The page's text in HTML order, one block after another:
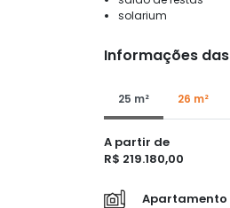
solarium
Informações
25 m² 26 m²
A partir de
R$ 219.180,00
Apartamento